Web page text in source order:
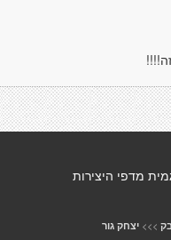
מדפי היצירות
>>> יצחק גור